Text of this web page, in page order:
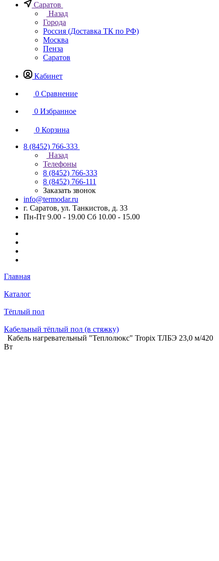
Саратов
Назад
Города
Россия (Доставка ТК по РФ)
Москва
Пенза
Саратов
Кабинет
0 Сравнение
0 Избранное
0 Корзина
8 (8452) 766-333
Назад
Телефоны
8 (8452) 766-333
8 (8452) 766-111
Заказать звонок
info@termodar.ru
г. Саратов, ул. Танкистов, д. 33
Пн-Пт 9.00 - 19.00 Сб 10.00 - 15.00
Главная
Каталог
Тёплый пол
Кабельный тёплый пол (в стяжку)
Кабель нагревательный "Теплолюкс" Tropix ТЛБЭ 23,0 м/420
Вт